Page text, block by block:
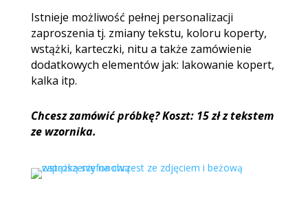
Istnieje możliwość pełnej personalizacji
zaproszenia tj. zmiany tekstu, koloru koperty,
wstążki, karteczki, nitu a także zamówienie
dodatkowych elementów jak: lakowanie kopert,
kalka itp.
Chcesz zamówić próbkę? Koszt: 15 zł z tekstem
ze wzornika.